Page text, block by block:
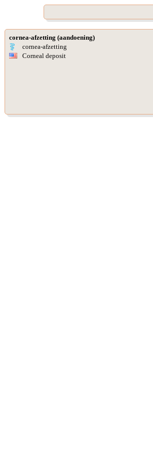
cornea-afzetting (aandoening)
cornea-afzetting
Corneal deposit